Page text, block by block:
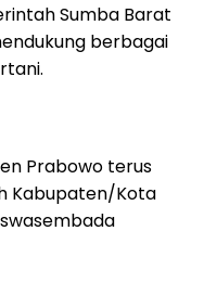
Sumba Barat
berbagai
Prabowo terus
Kabupaten/Kota